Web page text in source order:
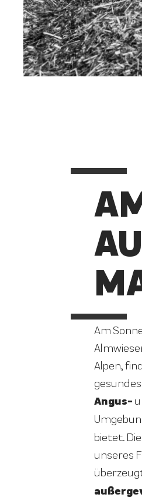
Am
Alpen,
Angus-
bietet.
unseres